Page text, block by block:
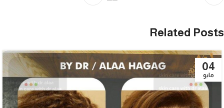
Related Posts
04
مايو